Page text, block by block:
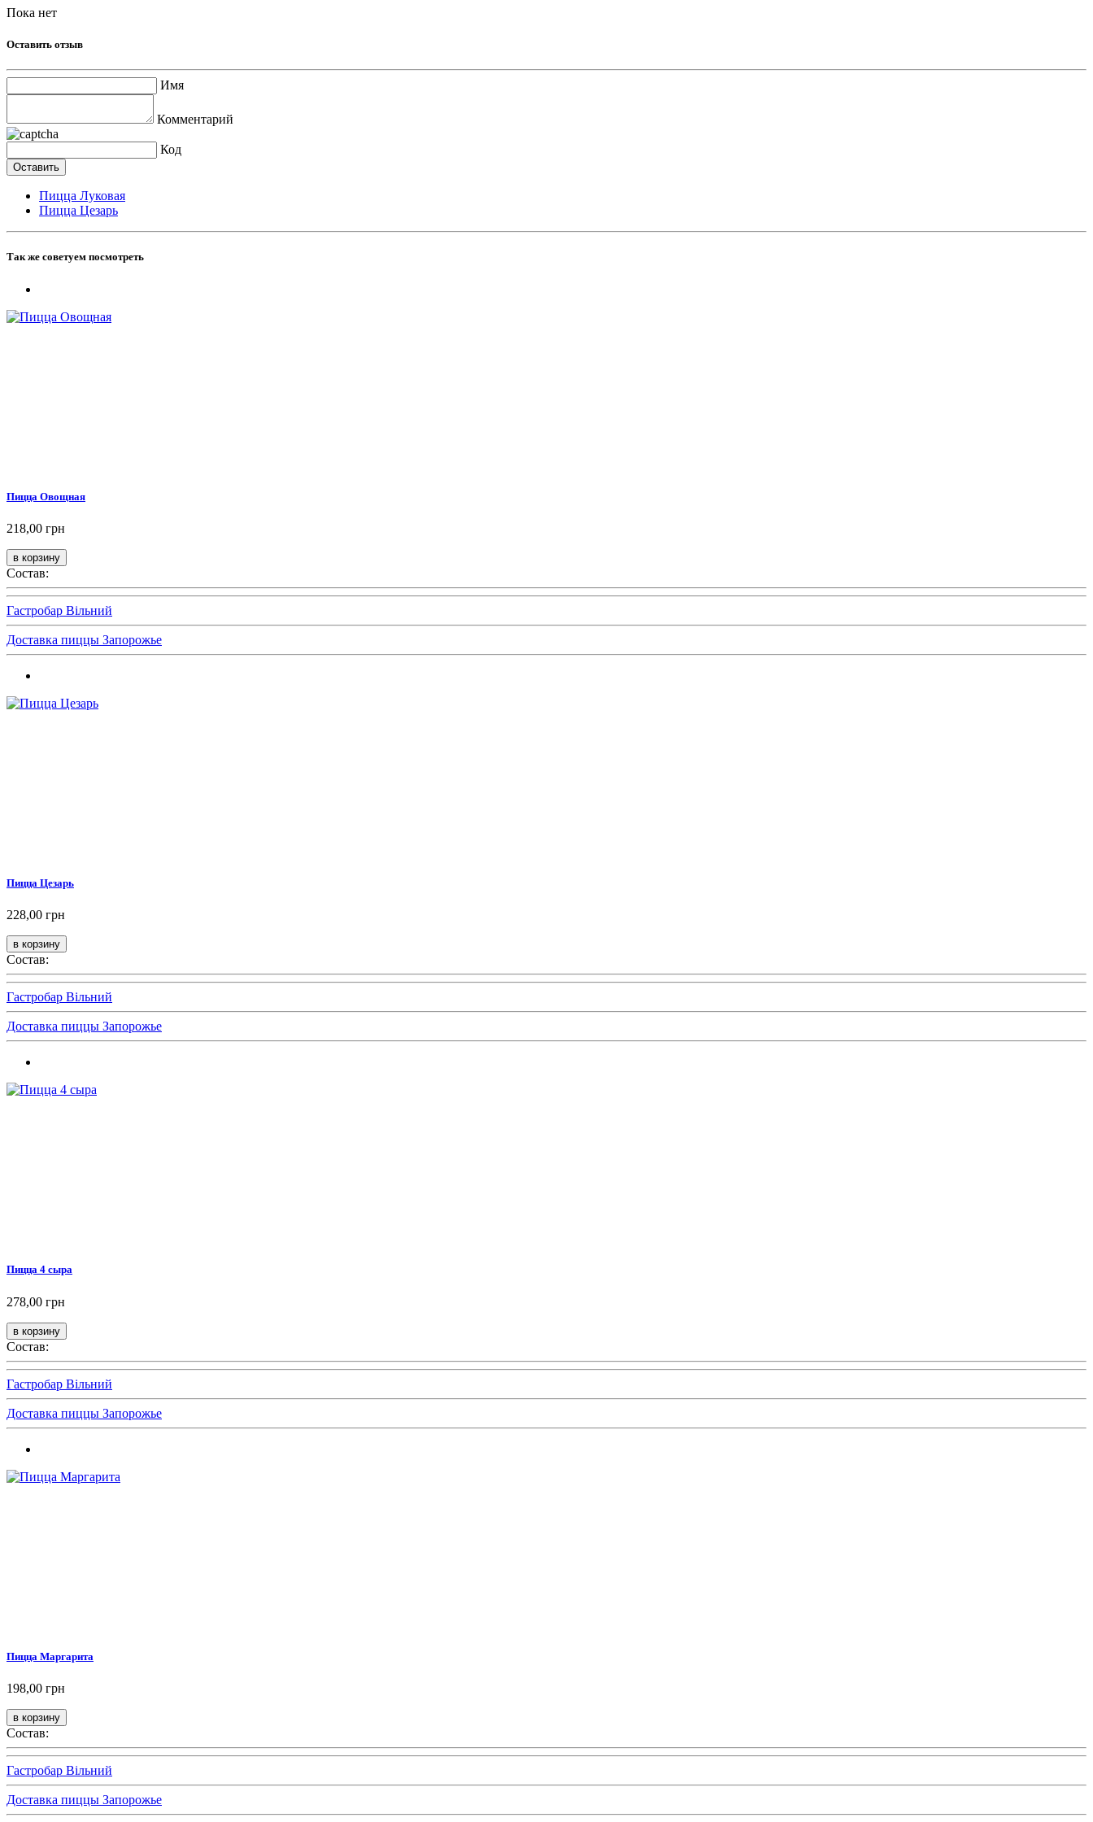
Пока нет
Оставить отзыв
Имя
Комментарий
Код
Пицца Луковая
Пицца Цезарь
Так же советуем посмотреть
Пицца Овощная
218,00 грн
Состав:
Гастробар Вільний
Доставка пиццы Запорожье
Пицца Цезарь
228,00 грн
Состав:
Гастробар Вільний
Доставка пиццы Запорожье
Пицца 4 сыра
278,00 грн
Состав:
Гастробар Вільний
Доставка пиццы Запорожье
Пицца Маргарита
198,00 грн
Состав:
Гастробар Вільний
Доставка пиццы Запорожье